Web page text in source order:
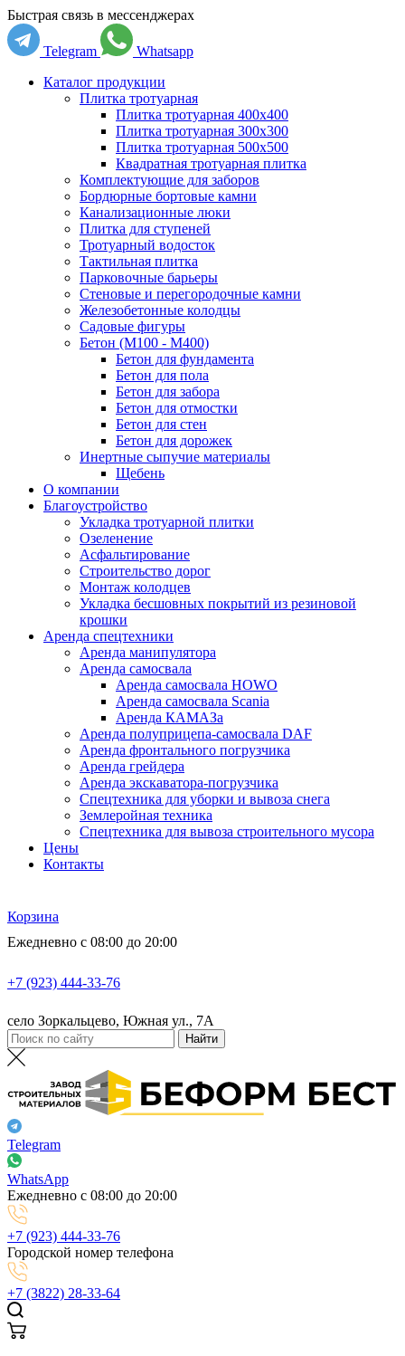
Быстрая связь в мессенджерах
Telegram
Whatsapp
Каталог продукции
Плитка тротуарная
Плитка тротуарная 400x400
Плитка тротуарная 300x300
Плитка тротуарная 500x500
Квадратная тротуарная плитка
Комплектующие для заборов
Бордюрные бортовые камни
Канализационные люки
Плитка для ступеней
Тротуарный водосток
Тактильная плитка
Парковочные барьеры
Стеновые и перегородочные камни
Железобетонные колодцы
Садовые фигуры
Бетон (М100 - М400)
Бетон для фундамента
Бетон для пола
Бетон для забора
Бетон для отмостки
Бетон для стен
Бетон для дорожек
Инертные сыпучие материалы
Щебень
О компании
Благоустройство
Укладка тротуарной плитки
Озеленение
Асфальтирование
Строительство дорог
Монтаж колодцев
Укладка бесшовных покрытий из резиновой
крошки
Аренда спецтехники
Аренда манипулятора
Аренда самосвала
Аренда самосвала HOWO
Аренда самосвала Scania
Аренда КАМАЗа
Аренда полуприцепа-самосвала DAF
Аренда фронтального погрузчика
Аренда грейдера
Аренда экскаватора-погрузчика
Спецтехника для уборки и вывоза снега
Землеройная техника
Спецтехника для вывоза строительного мусора
Цены
Контакты
Корзина
Ежедневно с 08:00 до 20:00
+7 (923) 444-33-76
село Зоркальцево, Южная ул., 7А
Telegram
WhatsApp
Ежедневно с 08:00 до 20:00
+7 (923) 444-33-76
Городской номер телефона
+7 (3822) 28-33-64